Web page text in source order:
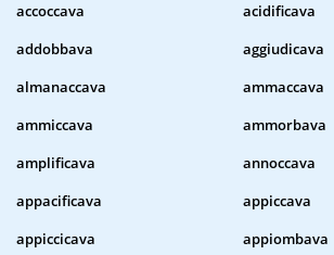
accoccava
acidificava
addobbava
aggiudicava
almanaccava
ammaccava
ammiccava
ammorbava
amplificava
annoccava
appacificava
appiccava
appiccicava
appiombava